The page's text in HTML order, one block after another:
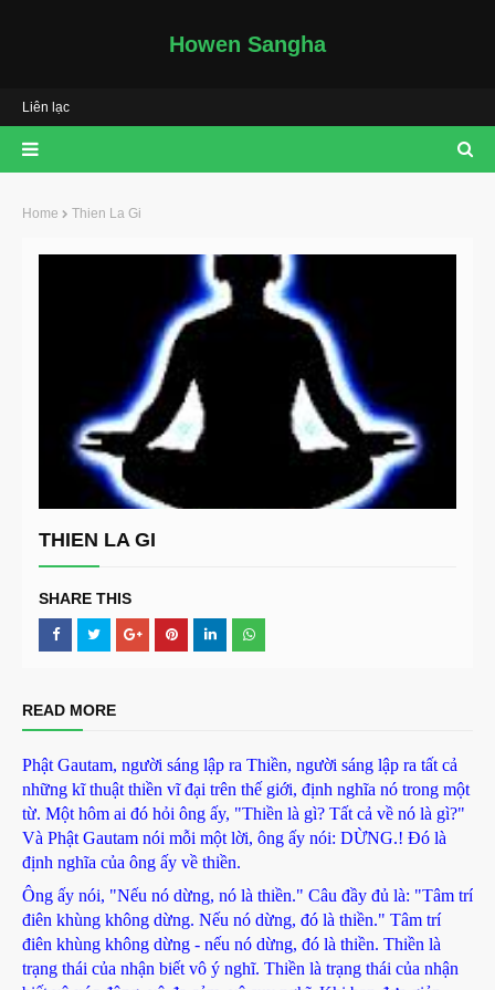
Howen Sangha
Liên lạc
Home Thien La Gi
THIEN LA GI
SHARE THIS
READ MORE
Phật Gautam, người sáng lập ra Thiền, người sáng lập ra tất cả
những kĩ thuật thiền vĩ đại trên thế giới, định nghĩa nó trong một
từ. Một hôm ai đó hỏi ông ấy, "Thiền là gì? Tất cả về nó là gì?"
Và Phật Gautam nói mỗi một lời, ông ấy nói: DỪNG.! Đó là
định nghĩa của ông ấy về thiền.
Ông ấy nói, "Nếu nó dừng, nó là thiền." Câu đầy đủ là: "Tâm trí
điên khùng không dừng. Nếu nó dừng, đó là thiền." Tâm trí
điên khùng không dừng - nếu nó dừng, đó là thiền. Thiền là
trạng thái của nhận biết vô ý nghĩ. Thiền là trạng thái của nhận